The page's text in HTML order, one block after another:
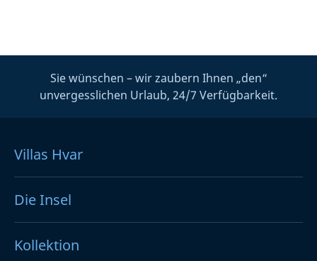
Sie wünschen – wir zaubern Ihnen „den“
unvergesslichen Urlaub, 24/7 Verfügbarkeit.
Villas Hvar
Die Insel
Kollektion